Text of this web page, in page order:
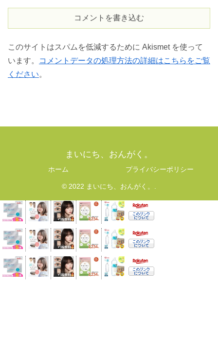
コメントを書き込む
このサイトはスパムを低減するために Akismet を使って
います。
コメントデータの処理方法の詳細はこちらをご覧
ください。
まいにち、おんがく。
ホーム プライバシーポリシー
© 2022 まいにち、おんがく。.